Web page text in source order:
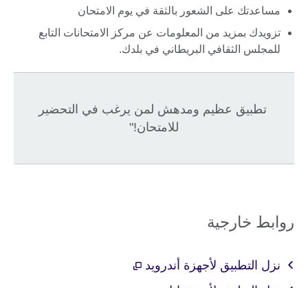
مساعدتك على الشعور بالثقة في يوم الامتحان
تزويدك بمزيد من المعلومات عن مركز الامتحانات التابع
للمجلس الثقافي البريطاني في بلدك.
تطبيق عظيم ومدهش لمن يرغب في التحضير
للامتحان!"
روابط خارجية
نزل التطبيق لأجهزة أندرويد